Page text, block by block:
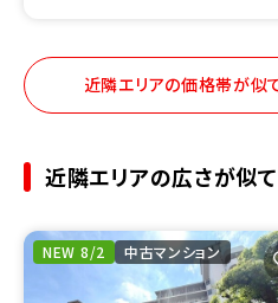
近隣エリアの価格帯が似
近隣エリアの広さが似
NEW 8/2 中古マンション